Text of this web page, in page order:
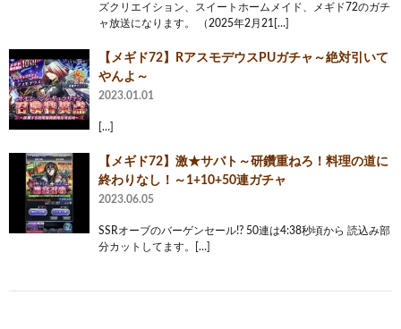
ズクリエイション、スイートホームメイド、メギド72のガチ
ャ放送になります。 （2025年2月21[…]
【メギド72】RアスモデウスPUガチャ～絶対引いて
やんよ～
2023.01.01
[…]
【メギド72】激★サバト～研鑽重ねろ！料理の道に
終わりなし！～1+10+50連ガチャ
2023.06.05
SSRオーブのバーゲンセール!? 50連は4:38秒頃から 読込み部
分カットしてます。[…]